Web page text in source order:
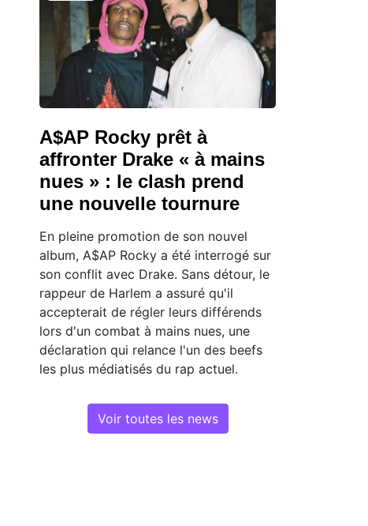
A$AP Rocky prêt à
affronter Drake « à mains
nues » : le clash prend
une nouvelle tournure
En pleine promotion de son nouvel
album, A$AP Rocky a été interrogé sur
son conflit avec Drake. Sans détour, le
rappeur de Harlem a assuré qu'il
accepterait de régler leurs différends
lors d'un combat à mains nues, une
déclaration qui relance l'un des beefs
les plus médiatisés du rap actuel.
Voir toutes les news